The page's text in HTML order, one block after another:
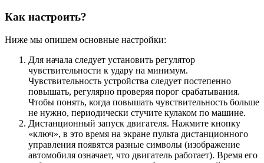
Как настроить?
Ниже мы опишем основные настройки:
Для начала следует установить регулятор
чувствительности к удару на минимум.
Чувствительность устройства следует постепенно
повышать, регулярно проверяя порог срабатывания.
Чтобы понять, когда повышать чувствительность больше
не нужно, периодически стучите кулаком по машине.
Дистанционный запуск двигателя. Нажмите кнопку
«ключ», в это время на экране пульта дистанционного
управления появятся разные символы (изображение
автомобиля означает, что двигатель работает). Время его